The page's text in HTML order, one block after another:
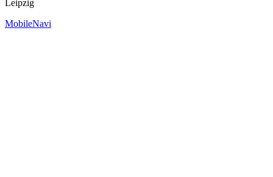
Leipzig
MobileNavi